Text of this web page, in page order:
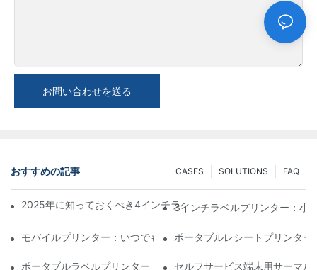
お問い合わせを送る
おすすめの記事 FAQ
SOLUTIONS
CASES
2025年に知っておくべき4インチラベルプリンター購入のヒント
3インチラベルプリンター：小
モバイルプリンター：いつでもどこでも印刷できる便利な選択肢
ポータブルレシートプリンタ
ポータブルラベルプリンター：パーソナライズされたラベルを簡
セルフサービス端末用サーマ